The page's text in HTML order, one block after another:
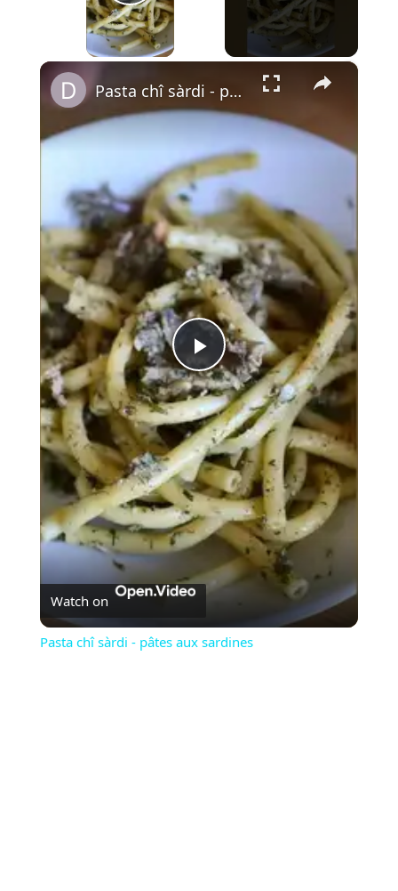
×
Play
Video
Pasta chî sàrdi - pâtes aux sardines
Watch on
Pasta chî sàrdi - pâtes aux sardines